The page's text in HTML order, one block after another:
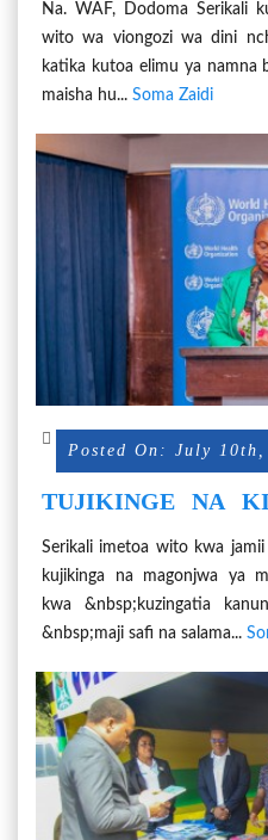
NA MAGONJWA
Na. WAF, Dodoma Serikali
wito wa viongozi wa dini
katika kutoa elimu ya namna
maisha hu... Soma Zaidi
Posted On: July 10th,
TUJIKINGE NA
Serikali imetoa wito kwa
kujikinga na magonjwa ya
kwa &nbsp;kuzingatia
&nbsp;maji safi na salama...